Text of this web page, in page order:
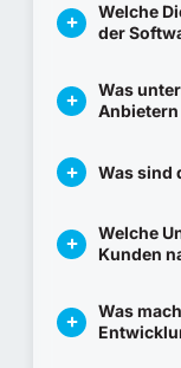
Welche
der
Was
Was sind
Welche
Kunden
Was